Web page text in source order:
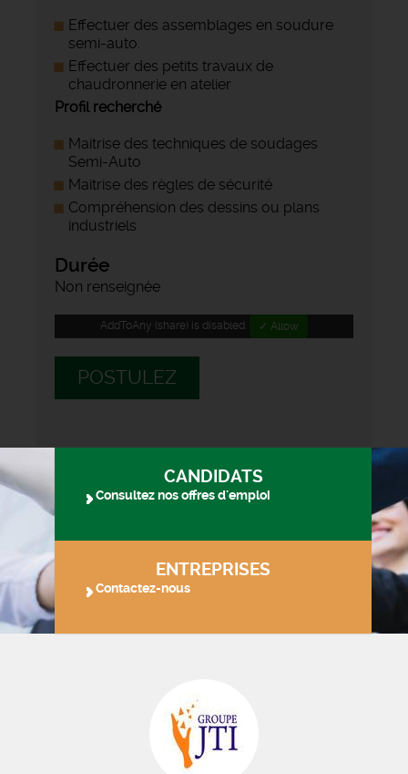
Effectuer des assemblages en soudure
semi-auto.
Effectuer des petits travaux de
chaudronnerie en atelier
Profil recherché
Maitrise des techniques de soudages
Semi-Auto
Maitrise des règles de sécurité
Compréhension des dessins ou plans
industriels
Durée
Non renseignée
AddToAny (share) is disabled. ✓ Allow
POSTULEZ
CANDIDATS
Consultez nos offres d'emploi
ENTREPRISES
Contactez-nous